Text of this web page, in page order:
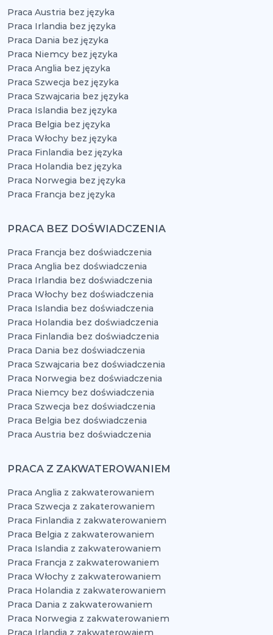
Praca Austria bez języka
Praca Irlandia bez języka
Praca Dania bez języka
Praca Niemcy bez języka
Praca Anglia bez języka
Praca Szwecja bez języka
Praca Szwajcaria bez języka
Praca Islandia bez języka
Praca Belgia bez języka
Praca Włochy bez języka
Praca Finlandia bez języka
Praca Holandia bez języka
Praca Norwegia bez języka
Praca Francja bez języka
PRACA BEZ DOŚWIADCZENIA
Praca Francja bez doświadczenia
Praca Anglia bez doświadczenia
Praca Irlandia bez doświadczenia
Praca Włochy bez doświadczenia
Praca Islandia bez doświadczenia
Praca Holandia bez doświadczenia
Praca Finlandia bez doświadczenia
Praca Dania bez doświadczenia
Praca Szwajcaria bez doświadczenia
Praca Norwegia bez doświadczenia
Praca Niemcy bez doświadczenia
Praca Szwecja bez doświadczenia
Praca Belgia bez doświadczenia
Praca Austria bez doświadczenia
PRACA Z ZAKWATEROWANIEM
Praca Anglia z zakwaterowaniem
Praca Szwecja z zakaterowaniem
Praca Finlandia z zakwaterowaniem
Praca Belgia z zakwaterowaniem
Praca Islandia z zakwaterowaniem
Praca Francja z zakwaterowaniem
Praca Włochy z zakwaterowaniem
Praca Holandia z zakwaterowaniem
Praca Dania z zakwaterowaniem
Praca Norwegia z zakwaterowaniem
Praca Irlandia z zakwaterowaiem